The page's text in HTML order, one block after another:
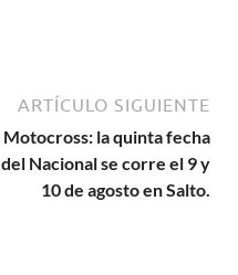
ARTÍCULO SIGUIENTE
Motocross: la quinta fecha
del Nacional se corre el 9 y
10 de agosto en Salto.